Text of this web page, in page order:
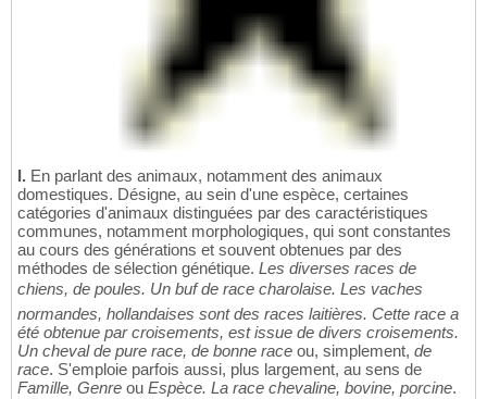
I. En parlant des animaux, notamment des animaux
domestiques. Désigne, au sein d'une espèce, certaines
catégories d'animaux distinguées par des caractéristiques
communes, notamment morphologiques, qui sont constantes
au cours des générations et souvent obtenues par des
méthodes de sélection génétique. Les diverses races de
chiens, de poules. Un buf de race charolaise. Les vaches
normandes, hollandaises sont des races laitières. Cette race a
été obtenue par croisements, est issue de divers croisements.
Un cheval de pure race, de bonne race ou, simplement, de
race. S'emploie parfois aussi, plus largement, au sens de
Famille, Genre ou Espèce. La race chevaline, bovine, porcine.